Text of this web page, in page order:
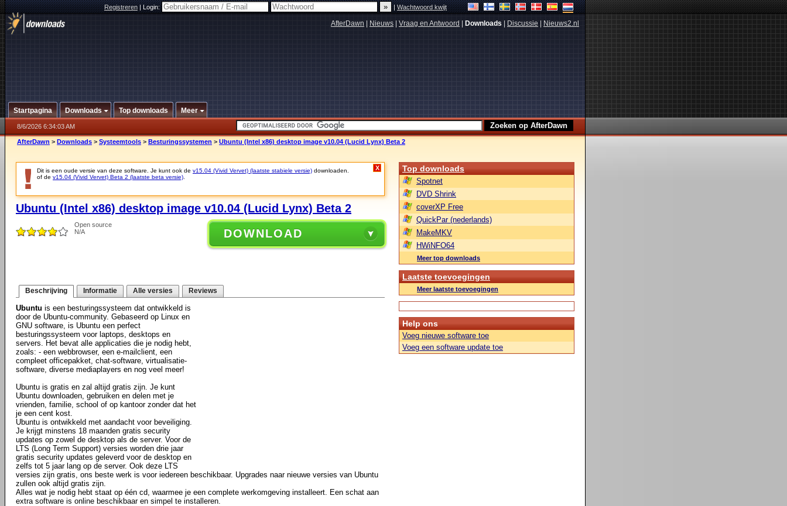
Registreren|Login: |Wachtwoord kwijt
AfterDawn Nieuws Vraag en Antwoord Downloads Discussie Nieuws2.nl
Startpagina Downloads Top downloads Meer
8/6/2026 6:34:03 AM
AfterDawn > Downloads > Systeemtools > Besturingssystemen > Ubuntu (Intel x86) desktop image v10.04 (Lucid Lynx) Beta 2
Dit is een oude versie van deze software. Je kunt ook de v15.04 (Vivid Vervet) (laatste stabiele versie) downloaden.
of de v15.04 (Vivid Vervet) Beta 2 (laatste beta versie)
X
Ubuntu (Intel x86) desktop image v10.04 (Lucid Lynx) Beta 2
Open source
N/A
DOWNLOAD
Beschrijving Informatie Alle versies Reviews
Ubuntu is een besturingssysteem dat ontwikkeld is
door de Ubuntu-community. Gebaseerd op Linux en
GNU software, is Ubuntu een perfect
besturingssysteem voor laptops, desktops en
servers. Het bevat alle applicaties die je nodig hebt,
zoals: - een webbrowser, een e-mailclient, een
compleet officepakket, chat-software, virtualisatie-
software, diverse mediaplayers en nog veel meer!
Ubuntu is gratis en zal altijd gratis zijn. Je kunt
Ubuntu downloaden, gebruiken en delen met je
vrienden, familie, school of op kantoor zonder dat het
je een cent kost.
Ubuntu is ontwikkeld met aandacht voor beveiliging.
Je krijgt minstens 18 maanden gratis security
updates op zowel de desktop als de server. Voor de
LTS (Long Term Support) versies worden drie jaar
gratis security updates geleverd voor de desktop en
zelfs tot 5 jaar lang op de server. Ook deze LTS
versies zijn gratis, ons beste werk is voor iedereen beschikbaar. Upgrades naar nieuwe versies van Ubuntu
zullen ook altijd gratis zijn.
Alles wat je nodig hebt staat op één cd, waarmee je een complete werkomgeving installeert. Een schat aan
extra software is online beschikbaar en simpel te installeren.
Top downloads
Spotnet
DVD Shrink
coverXP Free
QuickPar (nederlands)
MakeMKV
HWiNFO64
Meer top downloads
Laatste toevoegingen
Meer laatste toevoegingen
Help ons
Voeg nieuwe software toe
Voeg een software update toe